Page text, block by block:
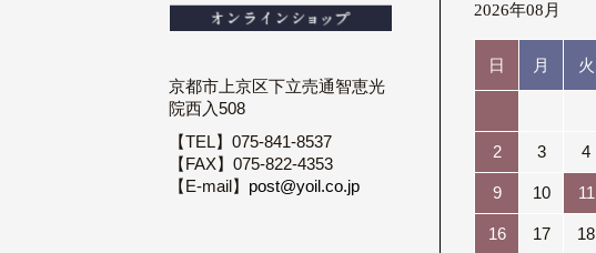
京都市上京区下立売通智恵光
院西入508
【TEL】075-841-8537
【FAX】075-822-4353
【E-mail】 post@yoil.co.jp
2026年08月
日 月 火
2 3 4
9 10 11
16 17 18